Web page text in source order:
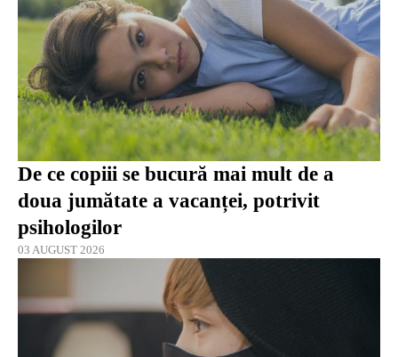
De ce copiii se bucură mai mult de a
doua jumătate a vacanței, potrivit
psihologilor
03 AUGUST 2026